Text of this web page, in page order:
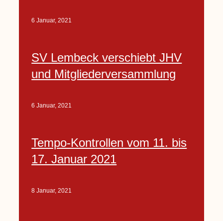
6 Januar, 2021
SV Lembeck verschiebt JHV
und Mitgliederversammlung
6 Januar, 2021
Tempo-Kontrollen vom 11. bis
17. Januar 2021
8 Januar, 2021